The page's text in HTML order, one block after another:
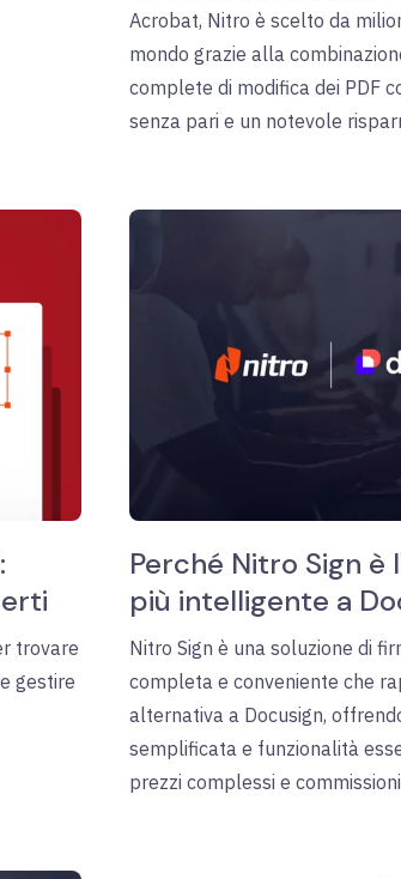
Acrobat, Nitro è scelto da
mondo grazie alla
complete di modifica dei PDF
senza pari e un notevole
trovare
gestire
Perché Nitro Sign è
più intelligente a
Nitro Sign è una soluzione di
completa e conveniente che
alternativa a Docusign,
semplificata e funzionalità
prezzi complessi e